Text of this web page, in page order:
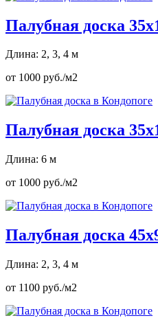
Палубная доска
Длина: 2, 3, 4 м
от 1000 руб./м2
Палубная доска
Длина: 6 м
от 1000 руб./м2
Палубная доска
Длина: 2, 3, 4 м
от 1100 руб./м2